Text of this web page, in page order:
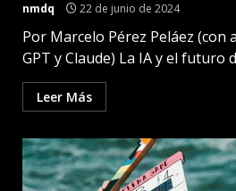
nmdq 22 de junio de 2024
Por Marcelo Pérez Peláez (con
GPT y Claude) La IA y el futuro
Leer Más